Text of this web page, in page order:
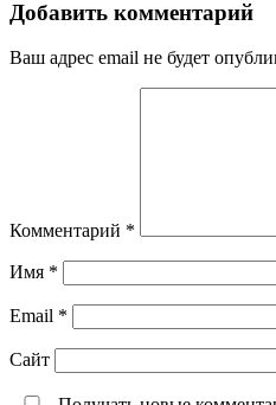
Добавить комментарий
Ваш адрес email не будет
Комментарий *
Имя *
Email *
Сайт